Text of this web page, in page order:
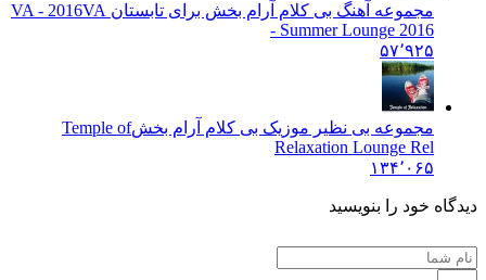
مجموعه آهنگ بی کلام آرام بخش برای تابستان VA - 2016VA
- Summer Lounge 2016
۵۷٬۹۲۵
مجموعه بی نظیر موزیک بی کلام آرام بخشTemple of
Relaxation Lounge Rel
۱۳۴٬۰۶۵
خود را بنویسید